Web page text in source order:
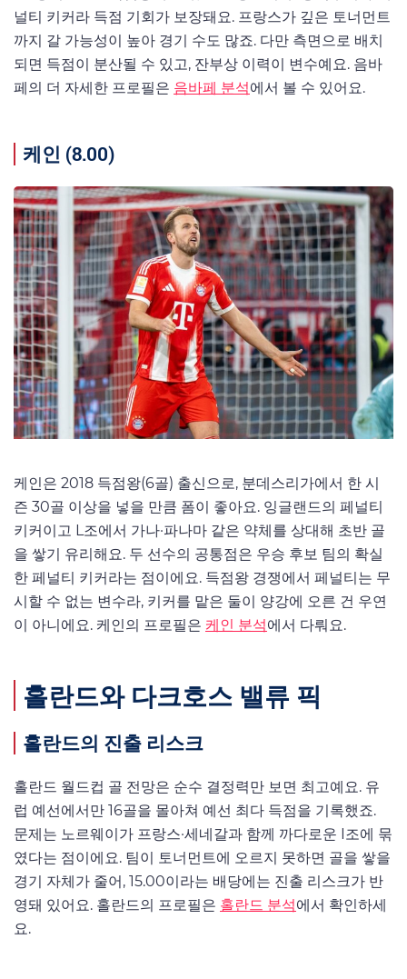
널티 키커라 득점 기회가 보장돼요. 프랑스가 깊은 토너먼트
까지 갈 가능성이 높아 경기 수도 많죠. 다만 측면으로 배치
되면 득점이 분산될 수 있고, 잔부상 이력이 변수예요. 음바
페의 더 자세한 프로필은 음바페 분석에서 볼 수 있어요.
케인 (8.00)
케인은 2018 득점왕(6골) 출신으로, 분데스리가에서 한 시
즌 30골 이상을 넣을 만큼 폼이 좋아요. 잉글랜드의 페널티
키커이고 L조에서 가나·파나마 같은 약체를 상대해 초반 골
을 쌓기 유리해요. 두 선수의 공통점은 우승 후보 팀의 확실
한 페널티 키커라는 점이에요. 득점왕 경쟁에서 페널티는 무
시할 수 없는 변수라, 키커를 맡은 둘이 양강에 오른 건 우연
이 아니에요. 케인의 프로필은 케인 분석에서 다뤄요.
홀란드와 다크호스 밸류 픽
홀란드의 진출 리스크
홀란드 월드컵 골 전망은 순수 결정력만 보면 최고예요. 유
럽 예선에서만 16골을 몰아쳐 예선 최다 득점을 기록했죠.
문제는 노르웨이가 프랑스·세네갈과 함께 까다로운 I조에 묶
였다는 점이에요. 팀이 토너먼트에 오르지 못하면 골을 쌓을
경기 자체가 줄어, 15.00이라는 배당에는 진출 리스크가 반
영돼 있어요. 홀란드의 프로필은 홀란드 분석에서 확인하세
요.